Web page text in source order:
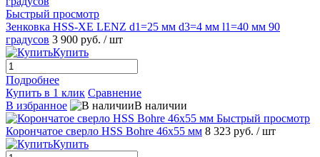
Быстрый просмотр
Зенковка HSS-XE LENZ d1=25 мм d3=4 мм l1=40 мм 90
градусов 3 900 руб. / шт
Купить
Подробнее
Купить в 1 клик Сравнение
В избранное
В наличии
Быстрый просмотр
Корончатое сверло HSS Bohre 46x55 мм 8 323 руб. / шт
Купить